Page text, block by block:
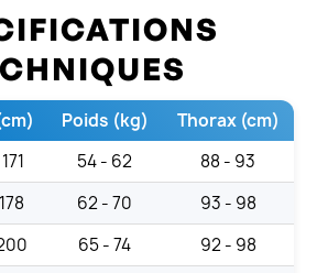
Poids (kg)
Thorax (cm)
54 - 62
88 - 93
62 - 70
93 - 98
65 - 74
92 - 98